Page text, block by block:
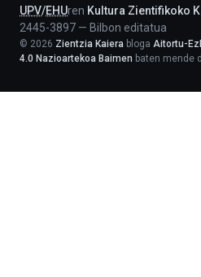
UPV/EHUren Kultura Zientifikoko
2445-3897 — Bilbon editatua
© 2026 Zientzia Kaiera bloga Aitortu-
4.0 Nazioartekoa Baimen baten mende